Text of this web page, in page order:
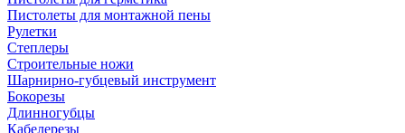
Пистолеты для монтажной пены
Рулетки
Степлеры
Строительные ножи
Шарнирно-губцевый инструмент
Бокорезы
Длинногубцы
Кабелерезы